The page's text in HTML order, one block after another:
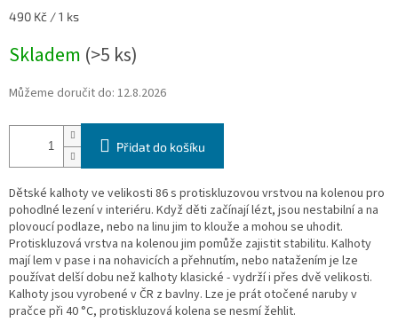
Měrná
490 Kč / 1 ks
Skladem (>5 ks)
Můžeme doručit do: 12.8.2026
Přidat do košíku
Dětské kalhoty ve velikosti 86 s protiskluzovou vrstvou na kolenou pro
pohodlné lezení v interiéru. Když děti začínají lézt, jsou nestabilní a na
plovoucí podlaze, nebo na linu jim to klouže a mohou se uhodit.
Protiskluzová vrstva na kolenou jim pomůže zajistit stabilitu. Kalhoty
mají lem v pase i na nohavicích a přehnutím, nebo natažením je lze
používat delší dobu než kalhoty klasické - vydrží i přes dvě velikosti.
Kalhoty jsou vyrobené v ČR z bavlny. Lze je prát otočené naruby v
pračce při 40 °C, protiskluzová kolena se nesmí žehlit.